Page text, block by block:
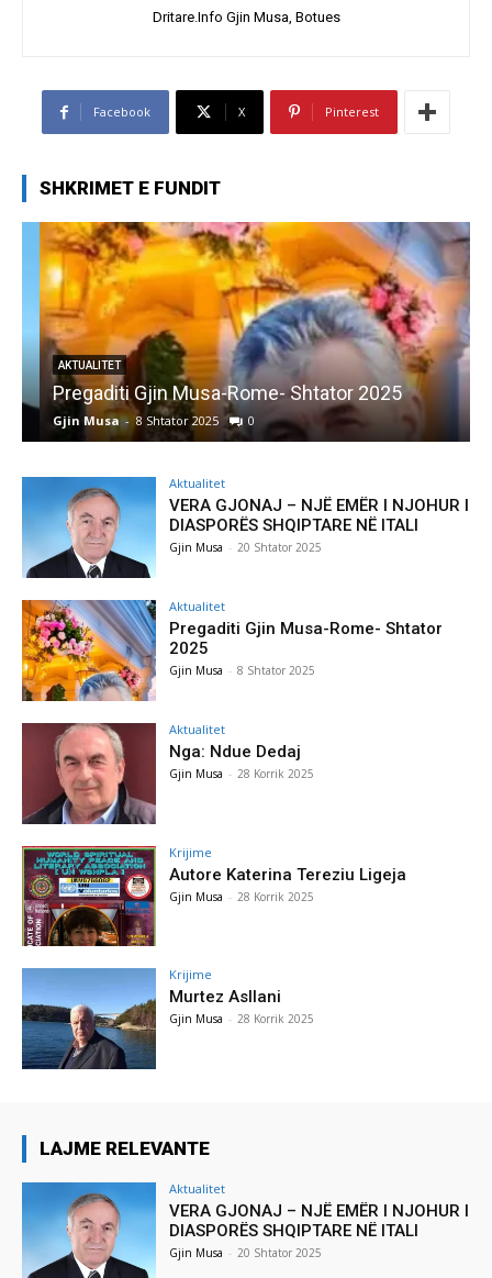
Dritare.Info Gjin Musa, Botues
Facebook X Pinterest
SHKRIMET E FUNDIT
AKTUALITET
Pregaditi Gjin Musa-Rome- Shtator 2025
Gjin Musa - 8 Shtator 2025 0
Aktualitet
VERA GJONAJ – NJË EMËR I NJOHUR I
DIASPORËS SHQIPTARE NË ITALI
Gjin Musa - 20 Shtator 2025
Aktualitet
Pregaditi Gjin Musa-Rome- Shtator
2025
Gjin Musa - 8 Shtator 2025
Aktualitet
Nga: Ndue Dedaj
Gjin Musa - 28 Korrik 2025
Krijime
Autore Katerina Tereziu Ligeja
Gjin Musa - 28 Korrik 2025
Krijime
Murtez Asllani
Gjin Musa - 28 Korrik 2025
LAJME RELEVANTE
Aktualitet
VERA GJONAJ – NJË EMËR I NJOHUR I
DIASPORËS SHQIPTARE NË ITALI
Gjin Musa - 20 Shtator 2025